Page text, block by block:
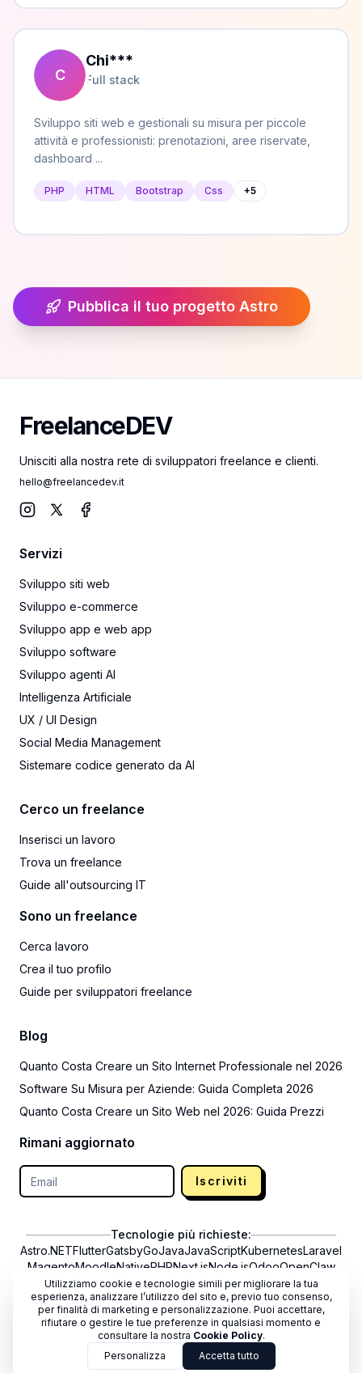
C
Chi***
Full stack
Sviluppo siti web e gestionali su misura per piccole
attività e professionisti: prenotazioni, aree riservate,
dashboard ...
PHP HTML Bootstrap Css +5
Pubblica il tuo progetto Astro
FreelanceDEV
FreelanceDEV
Unisciti alla nostra rete di sviluppatori freelance e clienti.
hello@freelancedev.it
Servizi
Sviluppo siti web
Sviluppo e-commerce
Sviluppo app e web app
Sviluppo software
Sviluppo agenti AI
Intelligenza Artificiale
UX / UI Design
Social Media Management
Sistemare codice generato da AI
Cerco un freelance
Inserisci un lavoro
Trova un freelance
Guide all'outsourcing IT
Sono un freelance
Cerca lavoro
Crea il tuo profilo
Guide per sviluppatori freelance
Blog
Quanto Costa Creare un Sito Internet Professionale nel 2026
Software Su Misura per Aziende: Guida Completa 2026
Quanto Costa Creare un Sito Web nel 2026: Guida Prezzi
Rimani aggiornato
Iscriviti
Tecnologie più richieste:
Astro.NETFlutterGatsbyGoJavaJavaScriptKubernetesLaravel
MagentoMoodleNativePHPNext.jsNode.jsOdooOpenClaw
PHPPrestaShopPythonReactReact NativeRustShopifyStrapi
SvelteSvelteKitSymfonyVercelViteVue.jsWooCommerce
WordPress
Informazioni utili:
Come funzionaGuida inserimento progettoFAQ
Utilizziamo cookie e tecnologie simili per migliorare la tua
esperienza, analizzare l’utilizzo del sito e, previo tuo consenso,
per finalità di marketing e personalizzazione. Puoi accettare,
rifiutare o gestire le tue preferenze in qualsiasi momento e
consultare la nostra Cookie Policy.
Personalizza
Accetta tutto